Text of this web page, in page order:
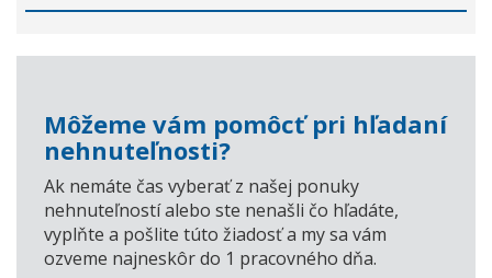
Môžeme vám pomôcť pri hľadaní
nehnuteľnosti?
Ak nemáte čas vyberať z našej ponuky
nehnuteľností alebo ste nenašli čo hľadáte,
vyplňte a pošlite túto žiadosť a my sa vám
ozveme najneskôr do 1 pracovného dňa.